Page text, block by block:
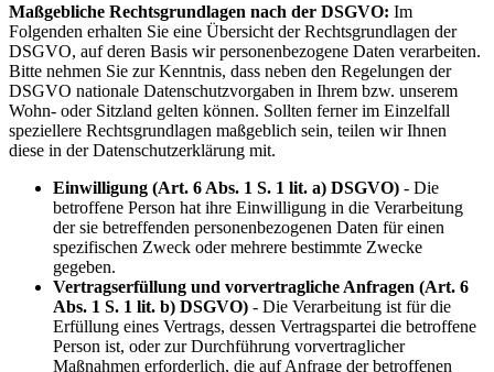
Maßgebliche Rechtsgrundlagen nach der DSGVO: Im
Folgenden erhalten Sie eine Übersicht der Rechtsgrundlagen der
DSGVO, auf deren Basis wir personenbezogene Daten verarbeiten.
Bitte nehmen Sie zur Kenntnis, dass neben den Regelungen der
DSGVO nationale Datenschutzvorgaben in Ihrem bzw. unserem
Wohn- oder Sitzland gelten können. Sollten ferner im Einzelfall
speziellere Rechtsgrundlagen maßgeblich sein, teilen wir Ihnen
diese in der Datenschutzerklärung mit.
Einwilligung (Art. 6 Abs. 1 S. 1 lit. a) DSGVO) - Die
betroffene Person hat ihre Einwilligung in die Verarbeitung
der sie betreffenden personenbezogenen Daten für einen
spezifischen Zweck oder mehrere bestimmte Zwecke
gegeben.
Vertragserfüllung und vorvertragliche Anfragen (Art. 6
Abs. 1 S. 1 lit. b) DSGVO) - Die Verarbeitung ist für die
Erfüllung eines Vertrags, dessen Vertragspartei die betroffene
Person ist, oder zur Durchführung vorvertraglicher
Maßnahmen erforderlich, die auf Anfrage der betroffenen